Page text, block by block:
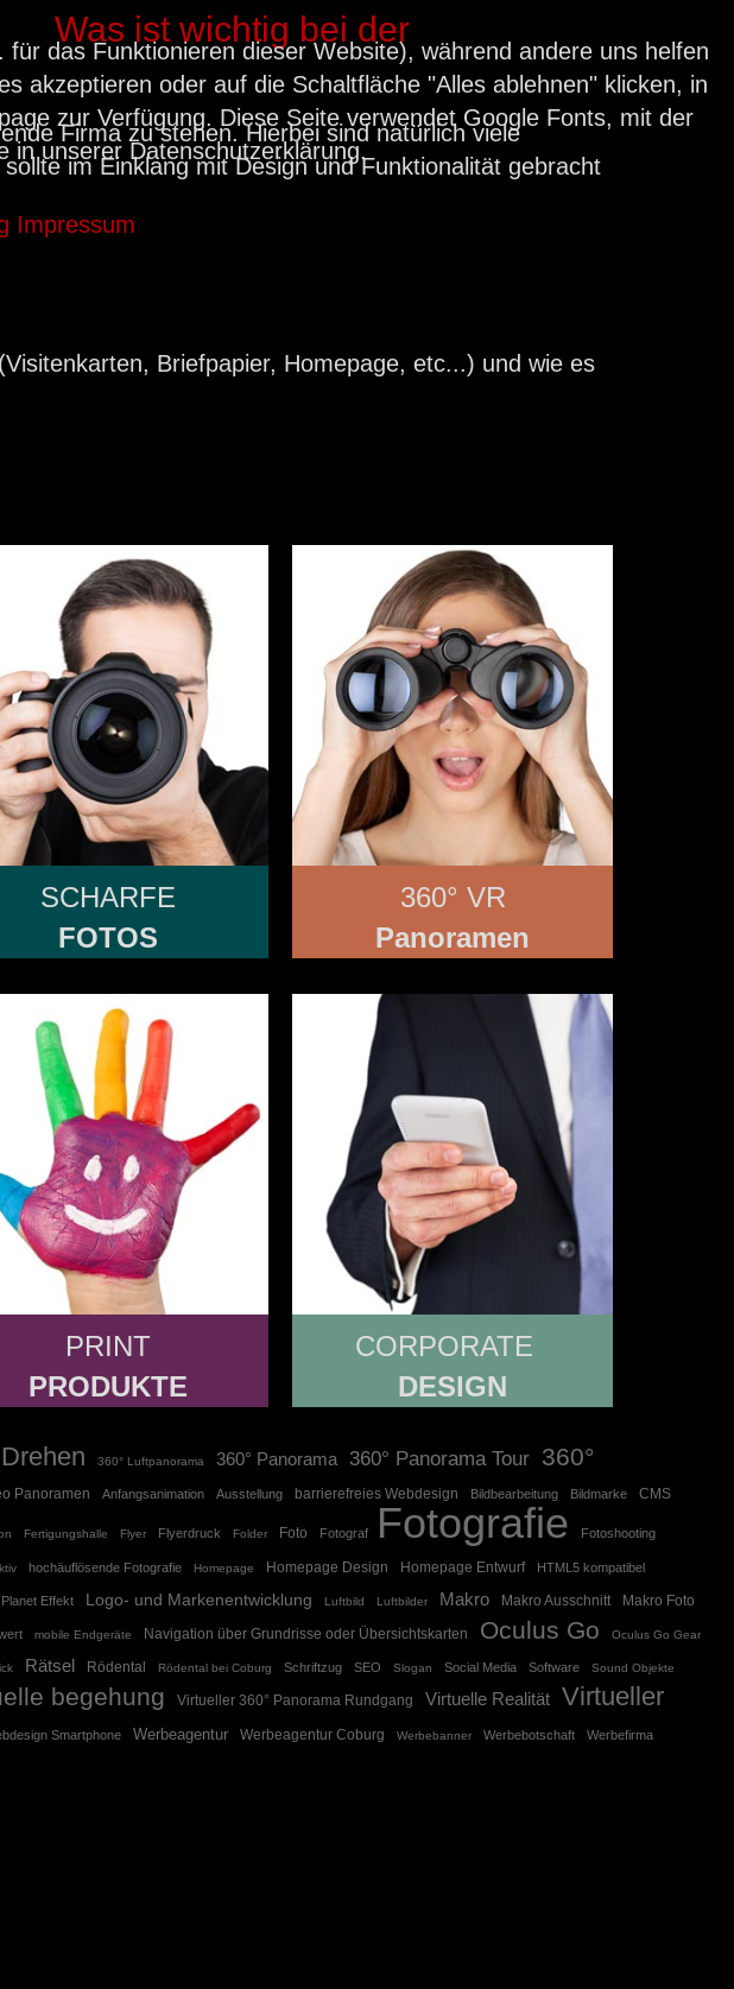
Was ist wichtig bei der
Firma zu stehen. Hierbei sind natürlich viele
im Einklang mit Design und Funktionalität gebracht
Briefpapier, Homepage, etc...) und wie es
SCHARFE
FOTOS
360° VR
Panoramen
PRINT
PRODUKTE
CORPORATE
DESIGN
360° Luftpanorama 360° Panorama 360° Panorama Tour 360°
Panoramen Anfangsanimation Ausstellung barrierefreies Webdesign Bildbearbeitung Bildmarke CMS
Fertigungshalle Flyer Flyerdruck Folder Foto Fotograf Fotografie Fotoshooting
hochäuflösende Fotografie Homepage Homepage Design Homepage Entwurf HTML5 kompatibel
Planet Effekt Logo- und Markenentwicklung Luftbild Luftbilder Makro Makro Ausschnitt
Makro Foto
mobile Endgeräte Navigation über Grundrisse oder Übersichtskarten Oculus Go Oculus Go Gear
Rätsel Rödental Rödental bei Coburg Schriftzug SEO Slogan Social Media Software Sound Objekte
begehung Virtueller 360° Panorama Rundgang Virtuelle Realität Virtueller
Smartphone Werbeagentur Werbeagentur Coburg Werbebanner Werbebotschaft Werbefirma
das Funktionieren dieser Website), während andere uns helfen
akzeptieren oder auf die Schaltfläche "Alles ablehnen" klicken, in
zur Verfügung. Diese Seite verwendet Google Fonts, mit der
in unserer Datenschutzerklärung.
Impressum